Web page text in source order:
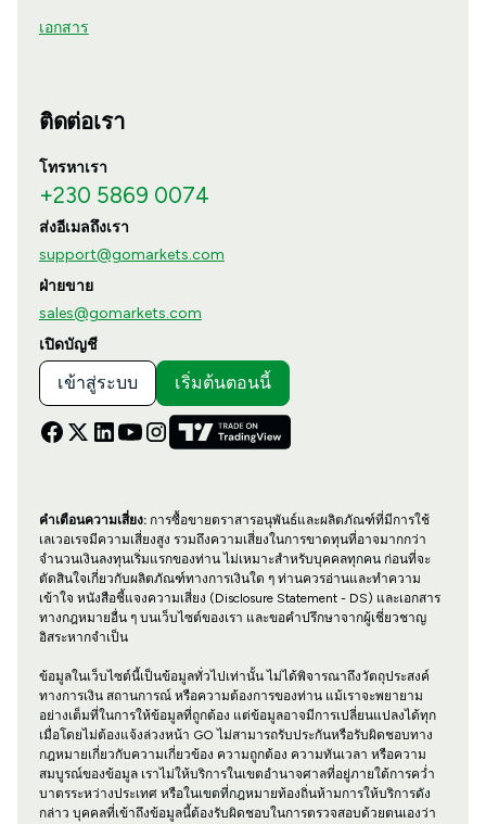
เอกสาร
ติดต่อเรา
โทรหาเรา
+230 5869 0074
ส่งอีเมลถึงเรา
support@gomarkets.com
ฝ่ายขาย
sales@gomarkets.com
เปิดบัญชี
เข้าสู่ระบบ เริ่มต้นตอนนี้
คำเตือนความเสี่ยง:การซื้อขายตราสารอนุพันธ์และผลิตภัณฑ์ที่มีการใช้
เลเวอเรจมีความเสี่ยงสูง รวมถึงความเสี่ยงในการขาดทุนที่อาจมากกว่า
จำนวนเงินลงทุนเริ่มแรกของท่าน ไม่เหมาะสำหรับบุคคลทุกคน ก่อนที่จะ
ตัดสินใจเกี่ยวกับผลิตภัณฑ์ทางการเงินใด ๆ ท่านควรอ่านและทำความ
เข้าใจ หนังสือชี้แจงความเสี่ยง (Disclosure Statement - DS) และเอกสาร
ทางกฎหมายอื่น ๆ บนเว็บไซต์ของเรา และขอคำปรึกษาจากผู้เชี่ยวชาญ
อิสระหากจำเป็น
ข้อมูลในเว็บไซต์นี้เป็นข้อมูลทั่วไปเท่านั้น ไม่ได้พิจารณาถึงวัตถุประสงค์
ทางการเงิน สถานการณ์ หรือความต้องการของท่าน แม้เราจะพยายาม
อย่างเต็มที่ในการให้ข้อมูลที่ถูกต้อง แต่ข้อมูลอาจมีการเปลี่ยนแปลงได้ทุก
เมื่อโดยไม่ต้องแจ้งล่วงหน้า GO ไม่สามารถรับประกันหรือรับผิดชอบทาง
กฎหมายเกี่ยวกับความเกี่ยวข้อง ความถูกต้อง ความทันเวลา หรือความ
สมบูรณ์ของข้อมูล เราไม่ให้บริการในเขตอำนาจศาลที่อยู่ภายใต้การคว่ำ
บาตรระหว่างประเทศ หรือในเขตที่กฎหมายท้องถิ่นห้ามการให้บริการดัง
กล่าว บุคคลที่เข้าถึงข้อมูลนี้ต้องรับผิดชอบในการตรวจสอบด้วยตนเองว่า